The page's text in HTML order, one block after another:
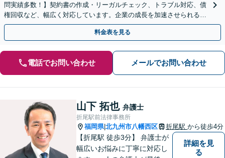
問実績多数！】契約書の作成・リーガルチェック、トラブル対応、債
権回収など、幅広く対応しています。企業の成長を加速させられるよ
うに、法的観点からしっかりサポートします。
料金表を見る
電話でお問い合わせ メールでお問い合わせ
山下 拓也 弁護士
折尾駅前法律事務所
福岡県|北九州市八幡西区 折尾駅 から徒歩4分
【折尾駅 徒歩3分】 弁護士が
幅広いお悩みに丁寧に対応し
詳細を見
る